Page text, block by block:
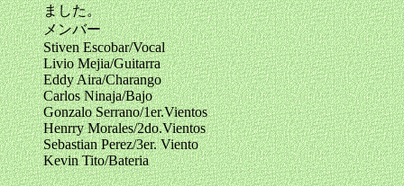
ました。
メンバー
Stiven Escobar/Vocal
Livio Mejia/Guitarra
Eddy Aira/Charango
Carlos Ninaja/Bajo
Gonzalo Serrano/1er.Vientos
Henrry Morales/2do.Vientos
Sebastian Perez/3er. Viento
Kevin Tito/Bateria